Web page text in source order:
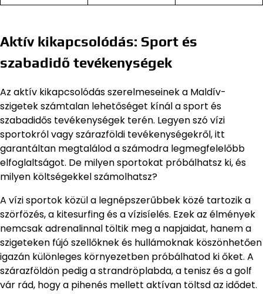
Aktív kikapcsolódás: Sport és
szabadidő tevékenységek
Az aktív kikapcsolódás szerelmeseinek a Maldív-
szigetek számtalan lehetőséget kínál a sport és
szabadidős tevékenységek terén. Legyen szó vízi
sportokról vagy szárazföldi tevékenységekről, itt
garantáltan megtalálod a számodra legmegfelelőbb
elfoglaltságot. De milyen sportokat próbálhatsz ki, és
milyen költségekkel számolhatsz?
A vízi sportok közül a legnépszerűbbek közé tartozik a
szörfözés, a kitesurfing és a vízisíelés. Ezek az élmények
nemcsak adrenalinnal töltik meg a napjaidat, hanem a
szigeteken fújó szellőknek és hullámoknak köszönhetően
igazán különleges környezetben próbálhatod ki őket. A
szárazföldön pedig a strandröplabda, a tenisz és a golf
vár rád, hogy a pihenés mellett aktívan töltsd az idődet.